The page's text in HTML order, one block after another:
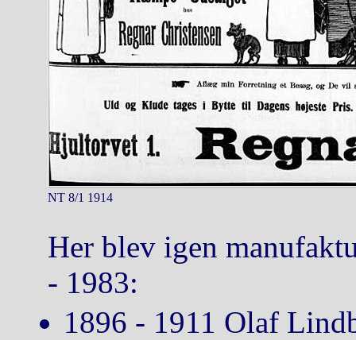
NT 8/1 1914
Her blev igen
- 1983:
1896 - 1911 Olaf